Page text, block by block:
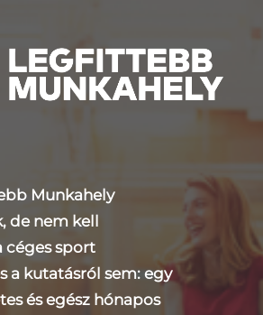
Munkahely
de nem kell
céges sport
a kutatásról sem: egy
és egész hónapos